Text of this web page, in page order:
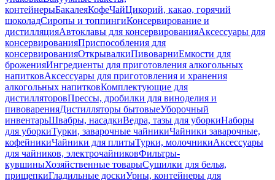
контейнерыБакалеяКофеЧайЦикорий, какао, горячий
шоколадСиропы и топпингиКонсервирование и
дистилляцияАвтоклавы для консервированияАксессуары для
консервированияПриспособления для
консервированияОткрывалкиПивоварниЕмкости для
броженияИнгредиенты для приготовления алкогольных
напитковАксессуары для приготовления и хранения
алкогольных напитковКомплектующие для
дистилляторовПрессы, дробилки для виноделия и
пивоваренияДистилляторы бытовыеУборочный
инвентарьШвабры, насадкиВедра, тазы для уборкиНаборы
для уборкиТурки, заварочные чайникиЧайники заварочные,
кофейникиЧайники для плитыТурки, молочникиАксессуары
для чайников, электрочайниковФильтры-
кувшиныХозяйственные товарыСушилки для белья,
прищепкиГладильные доскиУрны, контейнеры для